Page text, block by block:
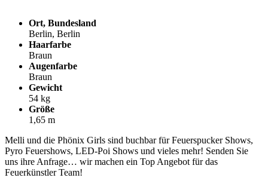
Ort, Bundesland
Berlin, Berlin
Haarfarbe
Braun
Augenfarbe
Braun
Gewicht
54 kg
Größe
1,65 m
Melli und die Phönix Girls sind buchbar für Feuerspucker Shows,
Pyro Feuershows, LED-Poi Shows und vieles mehr! Senden Sie
uns ihre Anfrage… wir machen ein Top Angebot für das
Feuerkünstler Team!